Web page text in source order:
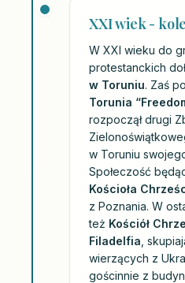
XXI wiek -
W XXI wieku do
protestanckich
w Toruniu. Zaś
Torunia
rozpoczął drugi
w Toruniu
Społeczość
Kościoła
z Poznania. W
też Kościół
Filadelfia ,
wierzących z
gościnnie z